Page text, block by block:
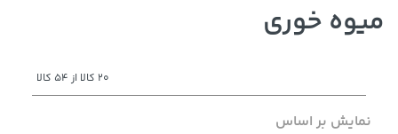
میوه خوری
20 کالا از 54 کالا
نمایش بر اساس